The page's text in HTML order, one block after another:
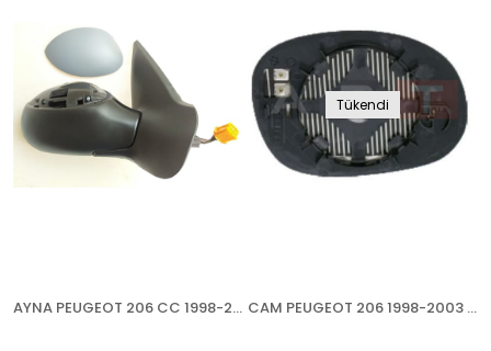
AYNA PEUGEOT 206 CC 1998-2003 ELEKTRİKLİ ISITMALI ASTARLI SENSÖRLÜ SAĞ (5X2 10 LU SOKET)
Tükendi
CAM PEUGEOT 206 1998-2003 ISITMALI ASFERİK SOL